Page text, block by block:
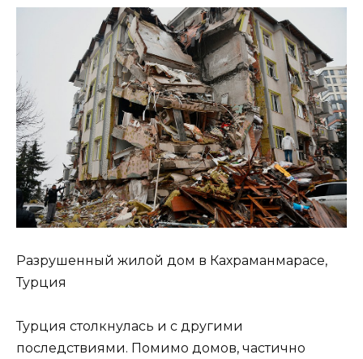
Разрушенный жилой дом в Кахраманмарасе,
Турция
Турция столкнулась и с другими
последствиями. Помимо домов, частично